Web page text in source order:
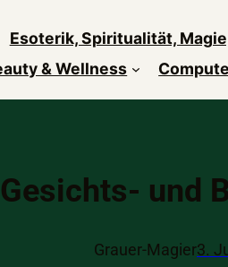
Esoterik, Spiritualität,
& Wellness
Gesichts- und
Grauer-Magier3.